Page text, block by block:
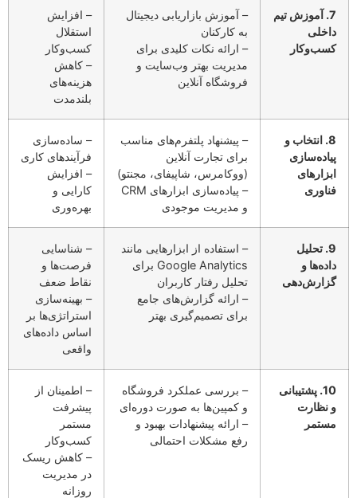
7. آموزش تیم
داخلی
کسب‌وکار
– آموزش بازاریابی دیجیتال
به کارکنان
– ارائه نکات کلیدی برای
مدیریت بهتر وب‌سایت و
فروشگاه آنلاین
– افزایش
استقلال
کسب‌وکار
– کاهش
هزینه‌های
بلندمدت
8. انتخاب و
پیاده‌سازی
ابزارهای
فناوری
– پیشنهاد پلتفرم‌های مناسب
برای تجارت آنلاین
(ووکامرس، شاپیفای، مجنتو)
– پیاده‌سازی ابزارهای CRM
و مدیریت موجودی
– ساده‌سازی
فرآیندهای کاری
– افزایش
کارایی و
بهره‌وری
9. تحلیل
داده‌ها و
گزارش‌دهی
– استفاده از ابزارهایی مانند
Google Analytics برای
تحلیل رفتار کاربران
– ارائه گزارش‌های جامع
برای تصمیم‌گیری بهتر
– شناسایی
فرصت‌ها و
نقاط ضعف
– بهینه‌سازی
استراتژی‌ها بر
اساس داده‌های
واقعی
10. پشتیبانی
و نظارت
مستمر
– بررسی عملکرد فروشگاه
و کمپین‌ها به صورت دوره‌ای
– ارائه پیشنهادات بهبود و
رفع مشکلات احتمالی
– اطمینان از
پیشرفت
مستمر
کسب‌وکار
– کاهش ریسک
در مدیریت
روزانه